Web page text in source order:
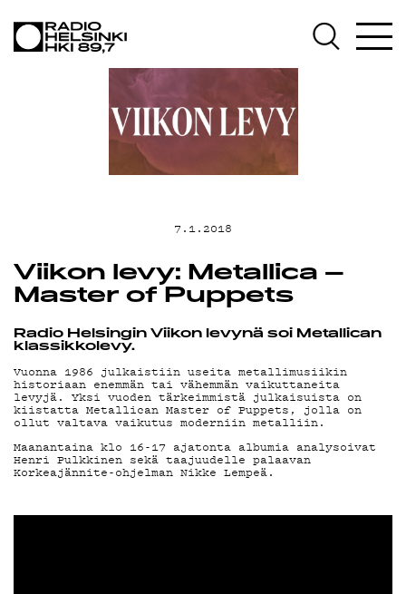
OHJELMAT
TEKIJÄT
ON-DEMAND
PODCAST
MAINOSTA
G LIVELAB
7.1.2018
Viikon levy: Metallica –
Master of Puppets
Radio Helsingin Viikon levynä soi Metallican
klassikkolevy.
Vuonna 1986 julkaistiin useita metallimusiikin
historiaan enemmän tai vähemmän vaikuttaneita
levyjä. Yksi vuoden tärkeimmistä julkaisuista on
kiistatta Metallican Master of Puppets, jolla on
ollut valtava vaikutus moderniin metalliin.
Maanantaina klo 16-17 ajatonta albumia analysoivat
Henri Pulkkinen sekä taajuudelle palaavan
Korkeajännite-ohjelman Nikke Lempeä.